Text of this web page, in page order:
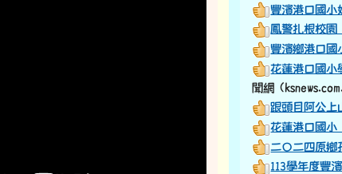
豐濱港口國小
鳳警扎根校園
豐濱鄉港口國
花蓮港口國小
聞網
跟頭目阿公
花蓮港口國小
二〇二四原鄉
113學年度豐